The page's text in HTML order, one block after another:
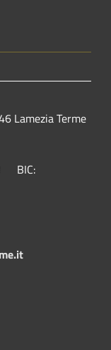
Lamezia Terme
BIC: